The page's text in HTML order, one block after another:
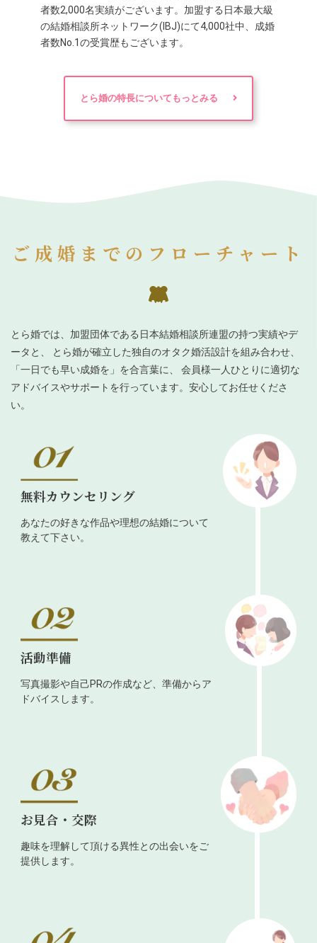
者数2,000名実績がございます。加盟する日本最大級
の結婚相談所ネットワーク(IBJ)にて4,000社中、成婚
者数No.1の受賞歴もございます。
とら婚の特長についてもっとみる
ご成婚までのフローチャート
とら婚では、加盟団体である日本結婚相談所連盟の持つ実績やデ
ータと、 とら婚が確立した独自のオタク婚活設計を組み合わせ、
「一日でも早い成婚を」を合言葉に、 会員様一人ひとりに適切な
アドバイスやサポートを行っています。安心してお任せくださ
い。
無料カウンセリング
あなたの好きな作品や理想の結婚について
教えて下さい。
活動準備
写真撮影や自己PRの作成など、準備からア
ドバイスします。
お見合・交際
趣味を理解して頂ける異性との出会いをご
提供します。